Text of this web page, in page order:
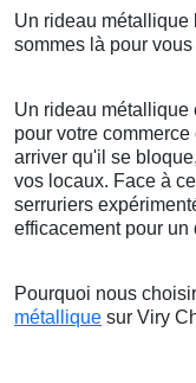
Un rideau
sommes là pour vous
Un rideau métallique
pour votre
arriver qu'il se
vos locaux. Face à
serruriers
efficacement pour un
Pourquoi nous
métallique sur Viry